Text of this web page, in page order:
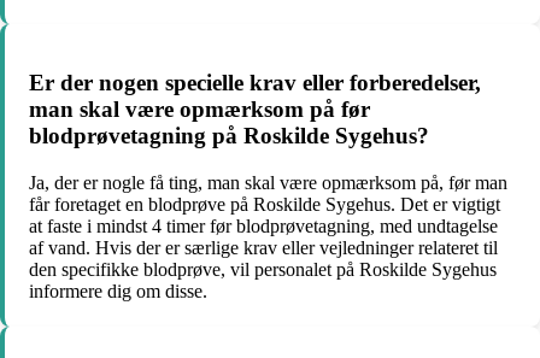
Er der nogen specielle krav eller forberedelser,
man skal være opmærksom på før
blodprøvetagning på Roskilde Sygehus?
Ja, der er nogle få ting, man skal være opmærksom på, før man
får foretaget en blodprøve på Roskilde Sygehus. Det er vigtigt
at faste i mindst 4 timer før blodprøvetagning, med undtagelse
af vand. Hvis der er særlige krav eller vejledninger relateret til
den specifikke blodprøve, vil personalet på Roskilde Sygehus
informere dig om disse.